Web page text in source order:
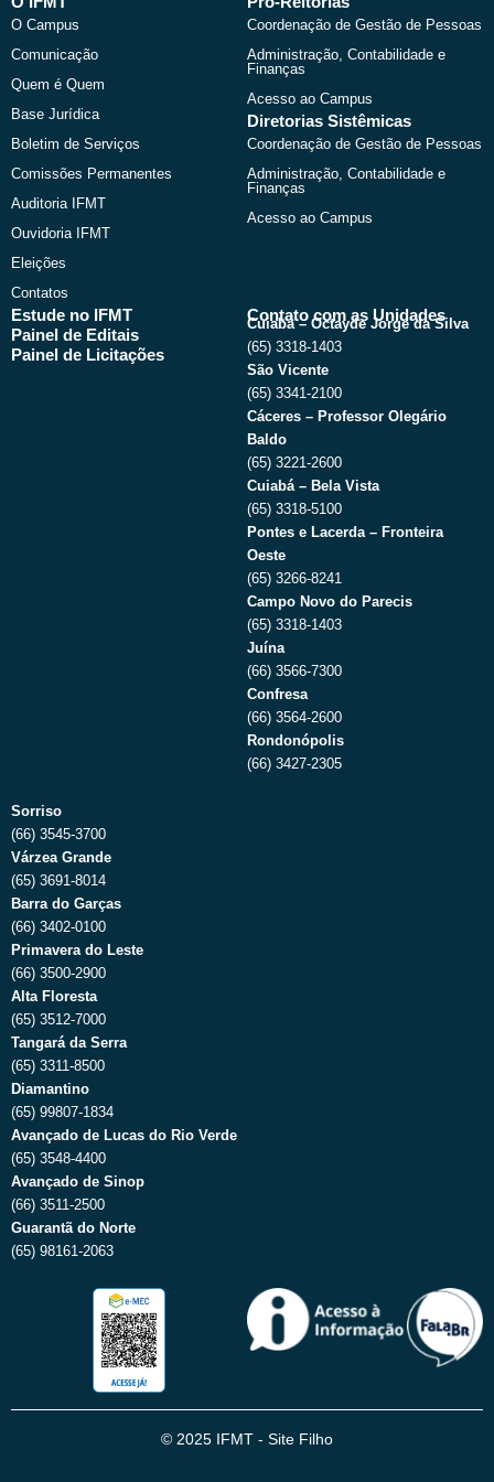
o
k
O Campus
Comunicação
Quem é Quem
Base Jurídica
Boletim de Serviços
Comissões Permanentes
Auditoria IFMT
Ouvidoria IFMT
Eleições
Contatos
Coordenação de Gestão de Pessoas
Administração, Contabilidade e
Finanças
Acesso ao Campus
Diretorias Sistêmicas
Coordenação de Gestão de Pessoas
Administração, Contabilidade e
Finanças
Acesso ao Campus
Estude no IFMT
Painel de Editais
Painel de Licitações
Contato com as Unidades
Cuiabá – Octayde Jorge da Silva
(65) 3318-1403
São Vicente
(65) 3341-2100
Cáceres – Professor Olegário
Baldo
(65) 3221-2600
Cuiabá – Bela Vista
(65) 3318-5100
Pontes e Lacerda – Fronteira
Oeste
(65) 3266-8241
Campo Novo do Parecis
(65) 3318-1403
Juína
(66) 3566-7300
Confresa
(66) 3564-2600
Rondonópolis
(66) 3427-2305
Sorriso
(66) 3545-3700
Várzea Grande
(65) 3691-8014
Barra do Garças
(66) 3402-0100
Primavera do Leste
(66) 3500-2900
Alta Floresta
(65) 3512-7000
Tangará da Serra
(65) 3311-8500
Diamantino
(65) 99807-1834
Avançado de Lucas do Rio Verde
(65) 3548-4400
Avançado de Sinop
(66) 3511-2500
Guarantã do Norte
(65) 98161-2063
© 2025 IFMT - Site Filho